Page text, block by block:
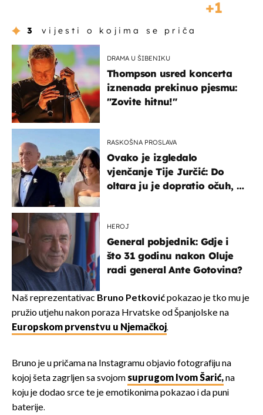
1
3 vijesti o kojima se priča
DRAMA U ŠIBENIKU
Thompson usred koncerta
iznenada prekinuo pjesmu:
"Zovite hitnu!"
RASKOŠNA PROSLAVA
Ovako je izgledalo
vjenčanje Tije Jurčić: Do
oltara ju je dopratio očuh, a
HEROJ
General pobjednik: Gdje i
što 31 godinu nakon Oluje
radi general Ante Gotovina?
Naš reprezentativac Bruno Petkovićpokazao je tko mu je
pružio utjehu nakon poraza Hrvatske od Španjolske na
Europskom prvenstvu u Njemačkoj.
Bruno je u pričama na Instagramu objavio fotografiju na
kojoj šeta zagrljen sa svojomsuprugom Ivom Šarić,na
koju je dodao srce te je emotikonima pokazao i da puni
baterije.